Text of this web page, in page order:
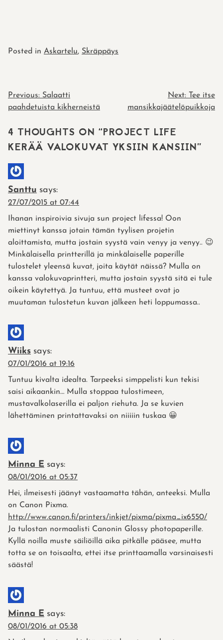
Posted in Askartelu, Skräppäys
POST
NAVIGATION
Previous: Salaatti
paahdetuista kikherneistä
Next: Tee itse
mansikkajäätelöpuikkoja
4 THOUGHTS ON “PROJECT LIFE
KERÄÄ VALOKUVAT YKSIIN KANSIIN”
Santtu says:
27/07/2015 at 07:44
Ihanan inspiroivia sivuja sun project lifessa! Oon
miettinyt kanssa jotain tämän tyylisen projetin
aloittamista, mutta jostain syystä vain venyy ja venyy.. 😉
Minkälaisella printterillä ja minkälaiselle paperille
tulostelet yleensä kuvat, joita käytät näissä? Mulla on
kanssa valokuvaprintteri, mutta jostain syystä sitä ei tule
oikein käytettyä. Ja tuntuu, että musteet ovat jo
muutaman tulostetun kuvan jälkeen heti loppumassa..
Wiiks says:
07/01/2016 at 19:16
Tuntuu kivalta idealta. Tarpeeksi simppelisti kun tekisi
saisi aikaankin… Mulla stoppaa tulostimeen,
mustavalkolaserilla ei paljon riehuta. Ja se kuvien
lähettäminen printattavaksi on niiiiin tuskaa 😀
Minna E says:
08/01/2016 at 05:37
Hei, ilmeisesti jäänyt vastaamatta tähän, anteeksi. Mulla
on Canon Pixma.
http://www.canon.fi/printers/inkjet/pixma/pixma_ix6550/
Ja tulostan normaalisti Canonin Glossy photopaperille.
Kyllä noilla muste säiliöillä aika pitkälle pääsee, mutta
totta se on toisaalta, ettei itse printtaamalla varsinaisesti
säästä!
Minna E says:
08/01/2016 at 05:38